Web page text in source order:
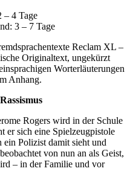
– 4 Tage
3 – 7 Tage
Reclam XL –
Originaltext, ungekürzt
Worterläuterungen
Anhang.
Rogers wird in der Schule
er sich eine Spielzeugpistole
Polizist damit sieht und
von nun an als Geist,
– in der Familie und vor